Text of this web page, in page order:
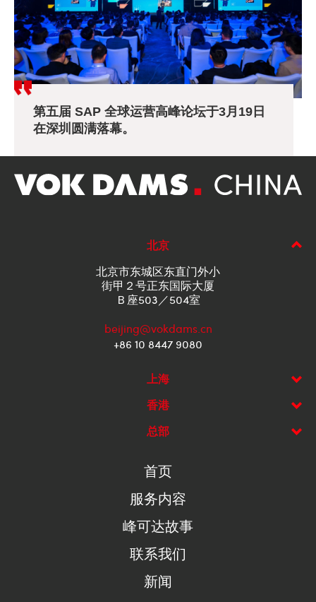
第五届 SAP 全球运营高峰论坛于3月19日
在深圳圆满落幕。
北京
北京市东城区东直门外小
街甲２号正东国际大厦
Ｂ座503／504室
beijing@vokdams.cn
+86 10 8447 9080
上海
香港
总部
首页
服务内容
峰可达故事
联系我们
新闻